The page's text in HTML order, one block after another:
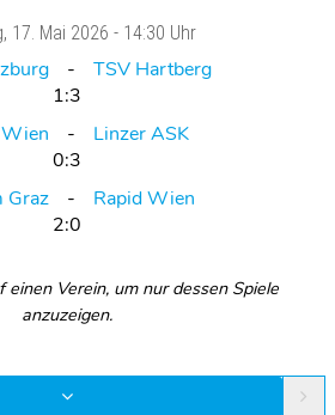
, 17. Mai 2026 - 14:30 Uhr
TSV Hartberg
1:3
Linzer ASK
0:3
Graz
Rapid Wien
2:0
einen Verein, um nur dessen Spiele
anzuzeigen.